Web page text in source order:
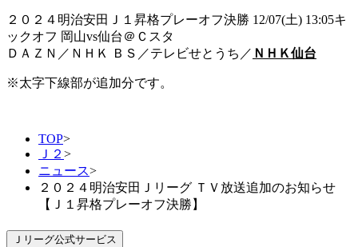
２０２４明治安田Ｊ１昇格プレーオフ決勝 12/07(土) 13:05キ
ックオフ 岡山vs仙台＠Ｃスタ
ＤＡＺＮ／ＮＨＫ ＢＳ／テレビせとうち／ ＮＨＫ仙台
※太字下線部が追加分です。
TOP>
Ｊ２ >
ニュース>
２０２４明治安田Ｊリーグ ＴＶ放送追加のお知らせ
【Ｊ１昇格プレーオフ決勝】
Ｊリーグ公式サービス